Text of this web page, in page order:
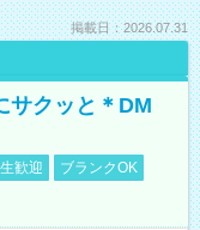
掲載日：2026.07.31
サクッと＊DM
歓迎
ブランクOK